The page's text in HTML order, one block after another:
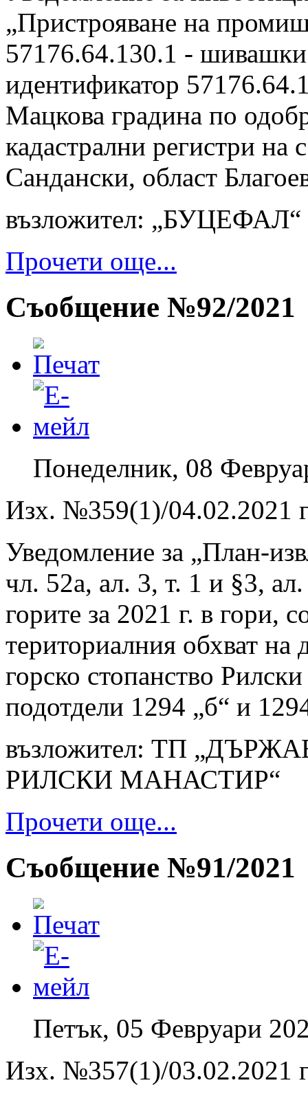
„Пристрояване на
57176.64.130.1 -
идентификатор
Мацкова градина по
кадастрални регистри
Сандански, област
възложител:
Прочети още...
Съобщение №92/2021
Понеделник, 08
Изх. №359(1)/04.02.2021
Уведомление за „План-
чл. 52а, ал. 3, т. 1 и §3,
горите за 2021 г. в гори,
териториалния обхват
горско стопанство
подотдели 1294 „б“ и
възложител: ТП
РИЛСКИ МАНАСТИР“
Прочети още...
Съобщение №91/2021
Петък, 05 Февруари
Изх. №357(1)/03.02.2021